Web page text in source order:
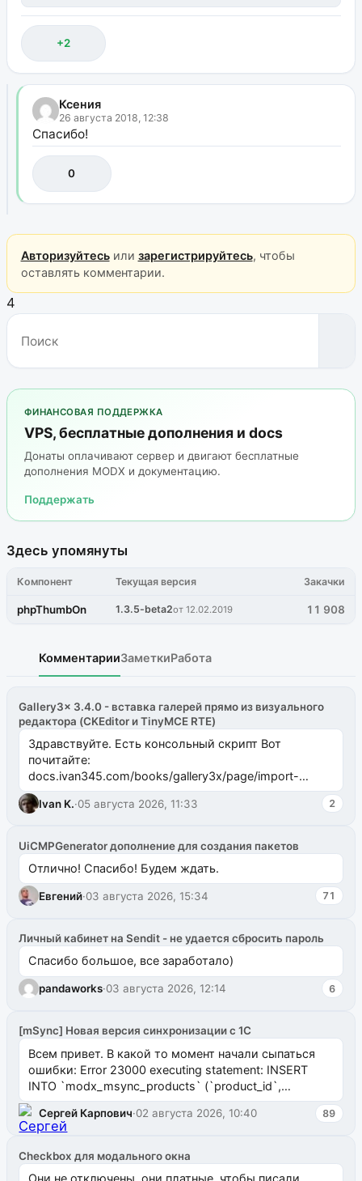
+2
Ксения
26 августа 2018, 12:38
Спасибо!
0
Авторизуйтесьили зарегистрируйтесь, чтобы
оставлять комментарии.
4
ФИНАНСОВАЯ ПОДДЕРЖКА
VPS, бесплатные дополнения и docs
Донаты оплачивают сервер и двигают бесплатные
дополнения MODX и документацию.
Поддержать
Здесь упомянуты
Компонент Текущая версия Закачки
phpThumbOn 1.3.5-beta2от 12.02.2019 11 908
КомментарииЗаметкиРабота
Gallery3x 3.4.0 - вставка галерей прямо из визуального
редактора (CKEditor и TinyMCE RTE)
Здравствуйте. Есть консольный скрипт Вот
почитайте:
docs.ivan345.com/books/gallery3x/page/import-
ms2galleryphp
Ivan K.·05 августа 2026, 11:33 2
UiCMPGenerator дополнение для создания пакетов
Отлично! Спасибо! Будем ждать.
Евгений·03 августа 2026, 15:34 71
Личный кабинет на Sendit - не удается сбросить пароль
Спасибо большое, все заработало)
pandaworks·03 августа 2026, 12:14 6
[mSync] Новая версия синхронизации с 1С
Всем привет. В какой то момент начали сыпаться
ошибки: Error 23000 executing statement: INSERT
INTO `modx_msync_products` (`product_id`,
`uuid_1c`) VALUES ...
Сергей Карпович·02 августа 2026, 10:40 89
Checkbox для модального окна
Они не отключены, они платные, чтобы писали